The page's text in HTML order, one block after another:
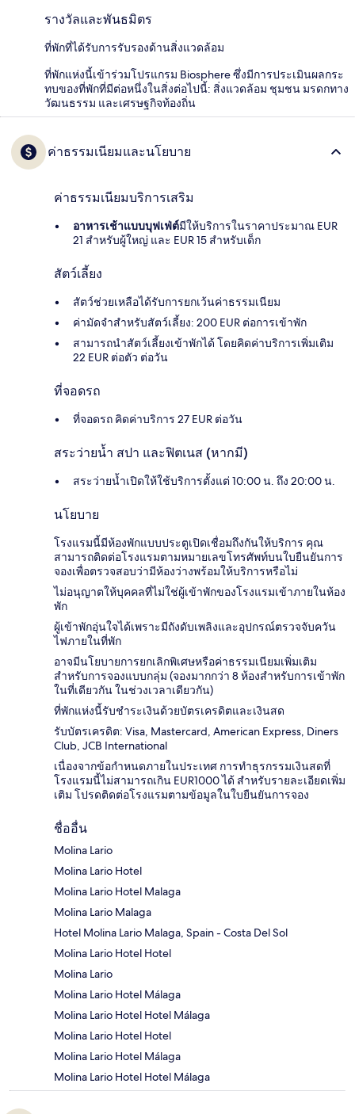
รางวัลและพันธมิตร
ที่พักที่ได้รับการรับรองด้านสิ่งแวดล้อม
ที่พักแห่งนี้เข้าร่วมโปรแกรม Biosphere ซึ่งมีการประเมินผลกระ
ทบของที่พักที่มีต่อหนึ่งในสิ่งต่อไปนี้: สิ่งแวดล้อม ชุมชน มรดกทาง
วัฒนธรรม และเศรษฐกิจท้องถิ่น
ค่าธรรมเนียมและนโยบาย
ค่าธรรมเนียมบริการเสริม
อาหารเช้าแบบบุฟเฟ่ต์มีให้บริการในราคาประมาณ EUR
21 สำหรับผู้ใหญ่ และ EUR 15 สำหรับเด็ก
สัตว์เลี้ยง
สัตว์ช่วยเหลือได้รับการยกเว้นค่าธรรมเนียม
ค่ามัดจำสำหรับสัตว์เลี้ยง: 200 EUR ต่อการเข้าพัก
สามารถนำสัตว์เลี้ยงเข้าพักได้ โดยคิดค่าบริการเพิ่มเติม
22 EUR ต่อตัว ต่อวัน
ที่จอดรถ
ที่จอดรถ คิดค่าบริการ 27 EUR ต่อวัน
สระว่ายน้ำ สปา และฟิตเนส (หากมี)
สระว่ายน้ำเปิดให้ใช้บริการตั้งแต่ 10:00 น. ถึง 20:00 น.
นโยบาย
โรงแรมนี้มีห้องพักแบบประตูเปิดเชื่อมถึงกันให้บริการ คุณ
สามารถติดต่อโรงแรมตามหมายเลขโทรศัพท์บนใบยืนยันการ
จองเพื่อตรวจสอบว่ามีห้องว่างพร้อมให้บริการหรือไม่
ไม่อนุญาตให้บุคคลที่ไม่ใช่ผู้เข้าพักของโรงแรมเข้าภายในห้อง
พัก
ผู้เข้าพักอุ่นใจได้เพราะมีถังดับเพลิงและอุปกรณ์ตรวจจับควัน
ไฟภายในที่พัก
อาจมีนโยบายการยกเลิกพิเศษหรือค่าธรรมเนียมเพิ่มเติม
สำหรับการจองแบบกลุ่ม (จองมากกว่า 8 ห้องสำหรับการเข้าพัก
ในที่เดียวกัน ในช่วงเวลาเดียวกัน)
ที่พักแห่งนี้รับชำระเงินด้วยบัตรเครดิตและเงินสด
รับบัตรเครดิต: Visa, Mastercard, American Express, Diners
Club, JCB International
เนื่องจากข้อกำหนดภายในประเทศ การทำธุรกรรมเงินสดที่
โรงแรมนี้ไม่สามารถเกิน EUR1000 ได้ สำหรับรายละเอียดเพิ่ม
เติม โปรดติดต่อโรงแรมตามข้อมูลในใบยืนยันการจอง
ชื่ออื่น
Molina Lario
Molina Lario Hotel
Molina Lario Hotel Malaga
Molina Lario Malaga
Hotel Molina Lario Malaga, Spain - Costa Del Sol
Molina Lario Hotel Hotel
Molina Lario
Molina Lario Hotel Málaga
Molina Lario Hotel Hotel Málaga
Molina Lario Hotel Hotel
Molina Lario Hotel Málaga
Molina Lario Hotel Hotel Málaga